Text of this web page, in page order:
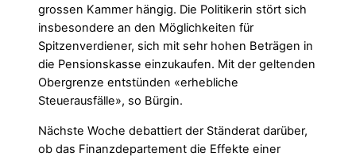
grossen Kammer hängig. Die Politikerin stört sich
insbesondere an den Möglichkeiten für
Spitzenverdiener, sich mit sehr hohen Beträgen in
die Pensionskasse einzukaufen. Mit der geltenden
Obergrenze entstünden «erhebliche
Steuerausfälle», so Bürgin.
Nächste Woche debattiert der Ständerat darüber,
ob das Finanzdepartement die Effekte einer